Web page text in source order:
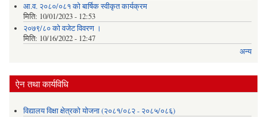
आ.व. २०८०/०८१ को बार्षिक स्वीकृत कार्यक्रम
मिति: 10/01/2023 - 12:53
२०७९/८० को वजेट विवरण ।
मिति: 10/16/2022 - 12:47
अन्य
ऐन तथा कार्यविधि
विद्यालय विक्षा क्षेत्रको योजना (२०८१/०८२ - २०८५/०८६)